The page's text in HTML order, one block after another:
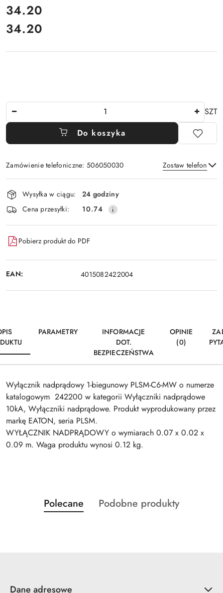
cena:
34.20
Cena:
34.20
SZT
Do koszyka
Zamówienie telefoniczne: 506050030 Zostaw telefon
Wyślij
Dostępność
i
dostawa
Wysyłka w ciągu:
24 godziny
Cena przesyłki:
10.74
Pobierz produkt do PDF
EAN: 4015082422004
PARAMETRY
INFORMACJE
DOT.
BEZPIECZEŃSTWA
OPINIE
(0)
Wyłącznik nadprądowy 1-biegunowy PLSM-C6-MW o numerze
katalogowym 242200 w kategorii Wyłączniki nadprądowe
10kA, Wyłączniki nadprądowe. Produkt wyprodukowany przez
markę EATON, seria PLSM.
WYŁĄCZNIK NADPRĄDOWY o wymiarach 0.07 x 0.02 x
0.09 m. Waga produktu wynosi 0.12 kg.
Pomiń karuzelę produktów
Produkty
o
Polecane
Produkty
Podobne produkty
Dane adresowe